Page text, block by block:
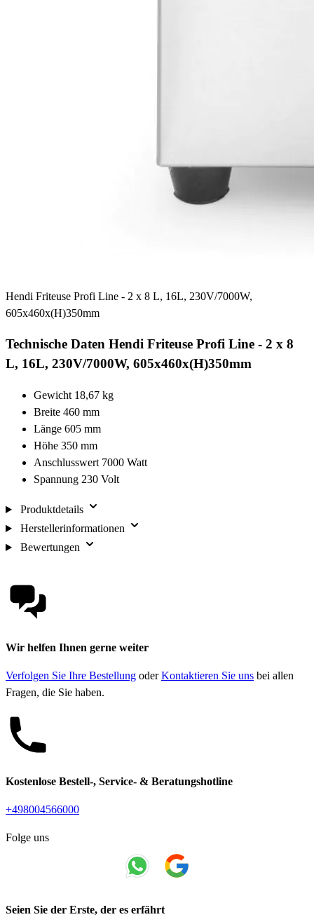
Hendi Friteuse Profi Line - 2 x 8 L, 16L, 230V/7000W,
605x460x(H)350mm
Technische Daten Hendi Friteuse Profi Line - 2 x 8
L, 16L, 230V/7000W, 605x460x(H)350mm
Gewicht 18,67 kg
Breite 460 mm
Länge 605 mm
Höhe 350 mm
Anschlusswert 7000 Watt
Spannung 230 Volt
Produktdetails
Herstellerinformationen
Bewertungen
Wir helfen Ihnen gerne weiter
Verfolgen Sie Ihre Bestellung oderKontaktieren Sie uns bei allen
Fragen, die Sie haben.
Kostenlose Bestell-, Service- & Beratungshotline
+498004566000
Folge uns
Seien Sie der Erste, der es erfährt